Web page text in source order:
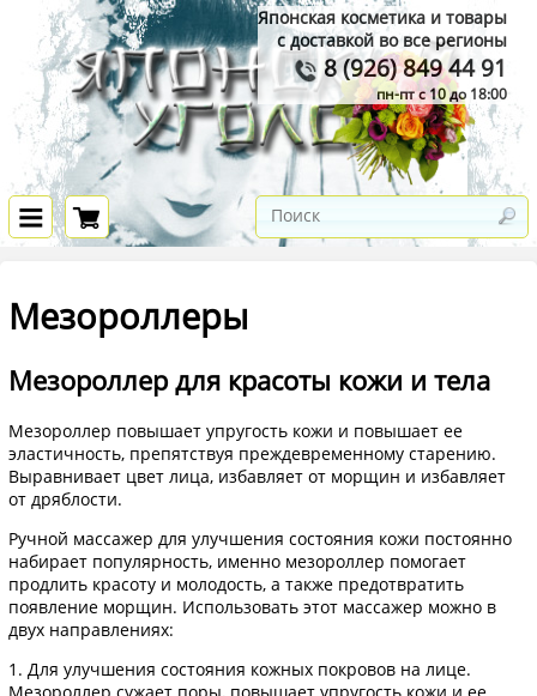
Японская косметика и товары
с доставкой во все регионы
8 (926) 849 44 91
пн-пт с 10 до 18:00
Мезороллеры
Мезороллер для красоты кожи и тела
Мезороллер повышает упругость кожи и повышает ее
эластичность, препятствуя преждевременному старению.
Выравнивает цвет лица, избавляет от морщин и избавляет
от дряблости.
Ручной массажер для улучшения состояния кожи постоянно
набирает популярность, именно мезороллер помогает
продлить красоту и молодость, а также предотвратить
появление морщин. Использовать этот массажер можно в
двух направлениях:
1. Для улучшения состояния кожных покровов на лице.